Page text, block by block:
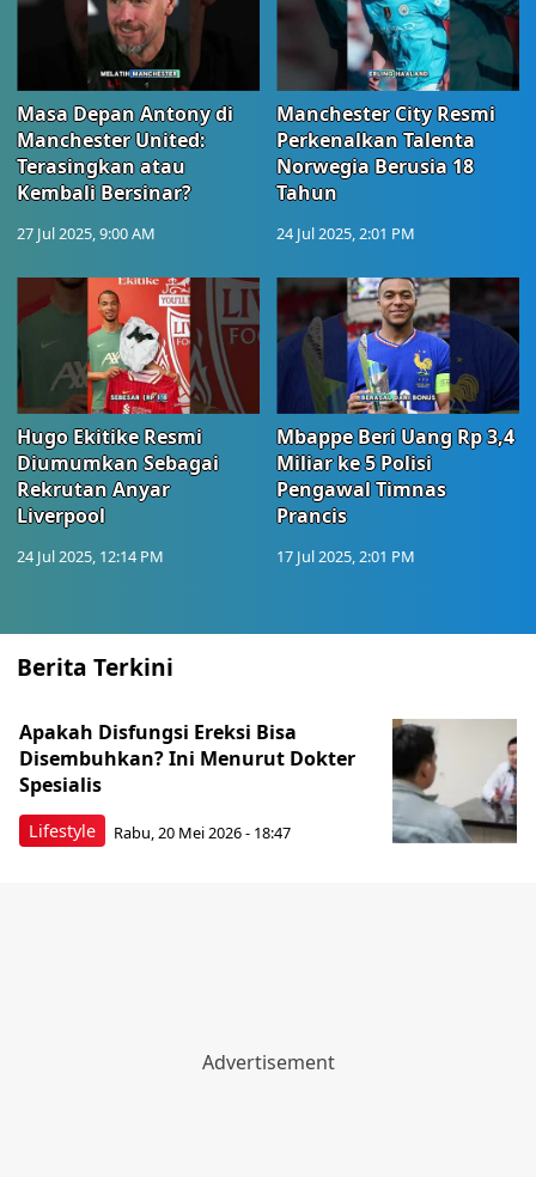
Masa Depan Antony di
Manchester United:
Terasingkan atau
Kembali Bersinar?
27 Jul 2025, 9:00 AM
Manchester City Resmi
Perkenalkan Talenta
Norwegia Berusia 18
Tahun
24 Jul 2025, 2:01 PM
Hugo Ekitike Resmi
Diumumkan Sebagai
Rekrutan Anyar
Liverpool
24 Jul 2025, 12:14 PM
Mbappe Beri Uang Rp 3,4
Miliar ke 5 Polisi
Pengawal Timnas
Prancis
17 Jul 2025, 2:01 PM
Berita Terkini
Lifestyle
Apakah Disfungsi Ereksi Bisa
Disembuhkan? Ini Menurut Dokter
Spesialis
Rabu, 20 Mei 2026 - 18:47